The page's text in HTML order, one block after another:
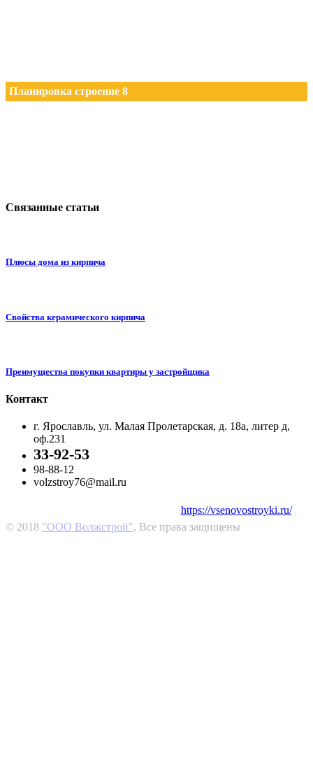
Планировка строение 8
Связанные статьи
Плюсы дома из кирпича
Свойства керамического кирпича
Преимущества покупки квартиры у застройщика
Контакт
г. Ярославль, ул. Малая Пролетарская, д. 18а, литер д,
оф.231
33-92-53
98-88-12
volzstroy76@mail.ru
https://vsenovostroyki.ru/
© 2018 "ООО Волжстрой", Все права защищены